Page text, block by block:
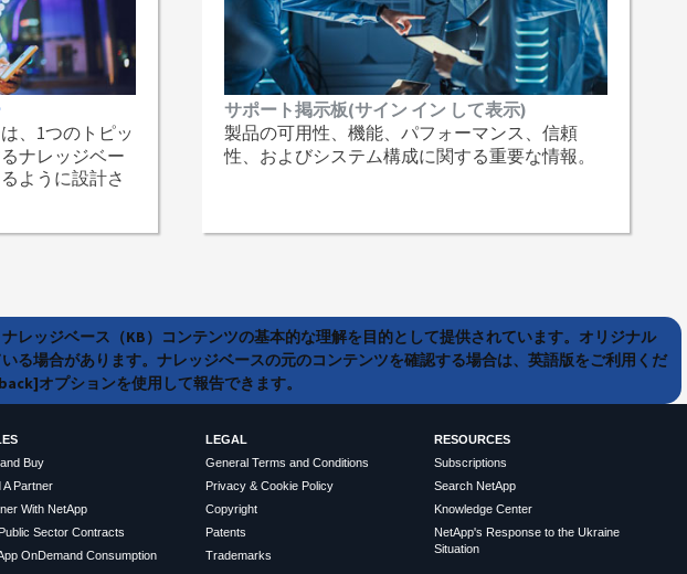
、1つのトピッ
ナレッジベー
ように設計さ
サポート掲示板(サイン イン して表示)
製品の可用性、機能、パフォーマンス、信頼
性、およびシステム構成に関する重要な情報。
レッジベース（KB）コンテンツの基本的な理解を目的として提供されています。オリジナル
る場合があります。ナレッジベースの元のコンテンツを確認する場合は、英語版をご利用くだ
オプションを使用して報告できます。
Buy
A Partner
With NetApp
Sector Contracts
OnDemand Consumption
LEGAL
General Terms and Conditions
Privacy & Cookie Policy
Copyright
Patents
Trademarks
RESOURCES
Subscriptions
Search NetApp
Knowledge Center
NetApp's Response to the Ukraine
Situation